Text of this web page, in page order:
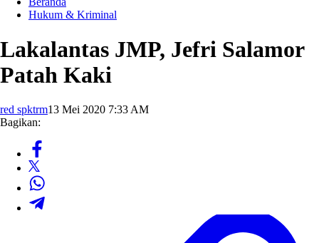
Hukum & Kriminal
Lakalantas JMP, Jefri Salamor
Patah Kaki
red spktrm13 Mei 2020 7:33 AM
Bagikan: